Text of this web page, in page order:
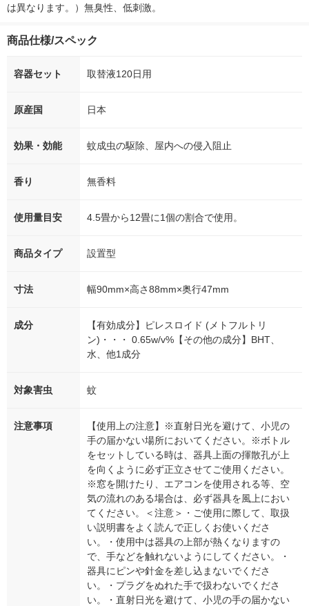
は異なります。）無臭性、低刺激。
商品仕様/スペック
容器セット 取替液120日用
原産国 日本
効果・効能 蚊成虫の駆除、屋内への侵入阻止
香り 無香料
使用量目安 4.5畳から12畳に1個の割合で使用。
商品タイプ 設置型
寸法 幅90mm×高さ88mm×奥行47mm
成分
【有効成分】ピレスロイド (メトフルトリ
ン)・・・ 0.65w/v%【その他の成分】BHT、
水、他1成分
対象害虫 蚊
注意事項
【使用上の注意】※直射日光を避けて、小児の
手の届かない場所においてください。※ボトル
をセットしている時は、器具上面の揮散孔が上
を向くように必ず正立させてご使用ください。
※窓を開けたり、エアコンを使用される等、空
気の流れのある場合は、必ず器具を風上におい
てください。＜注意＞・ご使用に際して、取扱
い説明書をよく読んで正しくお使いくださ
い。・使用中は器具の上部が熱くなりますの
で、手などを触れないようにしてください。・
器具にピンや針金を差し込まないでくださ
い。・プラグをぬれた手で扱わないでくださ
い。・直射日光を避けて、小児の手の届かない